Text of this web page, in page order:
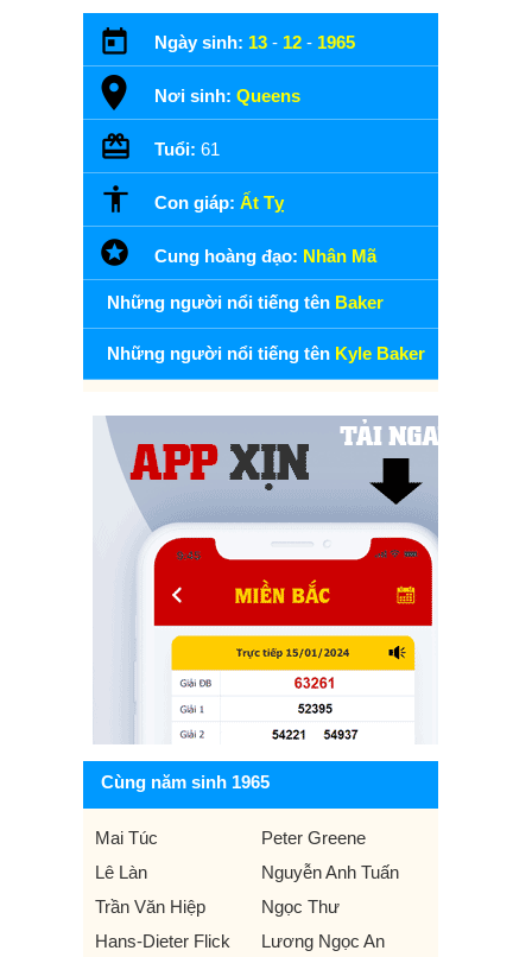
Ngày sinh: 13 - 12 - 1965
Nơi sinh: Queens
Tuổi: 61
Con giáp: Ất Tỵ
Cung hoàng đạo: Nhân Mã
Những người nổi tiếng tên Baker
Những người nổi tiếng tên Kyle Baker
Cùng năm sinh 1965
Mai Túc
Peter Greene
Lê Làn
Nguyễn Anh Tuấn
Trần Văn Hiệp
Ngọc Thư
Hans-Dieter Flick
Lương Ngọc An